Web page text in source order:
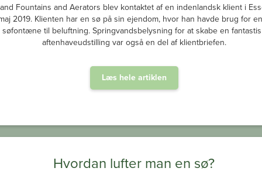
Fountains and Aerators blev kontaktet af en indenlandsk klient i
2019. Klienten har en sø på sin ejendom, hvor han havde brug for
søfontæne til beluftning. Springvandsbelysning for at skabe en
aftenhaveudstilling var også en del af klientbriefen.
Læs hele artiklen
Hvordan lufter man en sø?